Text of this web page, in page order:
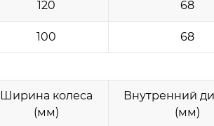
120 68
100 68
Ширина колеса
(мм)
Внутренний
(мм)